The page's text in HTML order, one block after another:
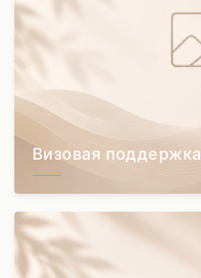
Визовая поддержка